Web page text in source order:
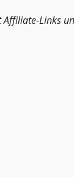
Affiliate-Links